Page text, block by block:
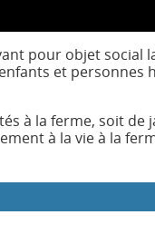
pour objet social
et personnes
à la ferme, soit de
à la vie à la